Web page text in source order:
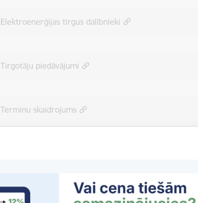
Elektroenerģijas tirgus dalībnieki
Tirgotāju piedāvājumi
Terminu skaidrojums
Kā slēgt elektroenerģijas līgumu attālināti